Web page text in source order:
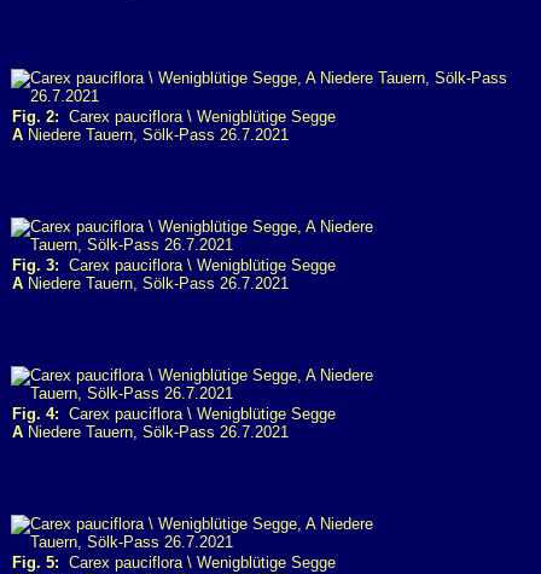
Fig. 2: Carex pauciflora \ Wenigblütige Segge
A Niedere Tauern, Sölk-Pass 26.7.2021
Fig. 3: Carex pauciflora \ Wenigblütige Segge
A Niedere Tauern, Sölk-Pass 26.7.2021
Fig. 4: Carex pauciflora \ Wenigblütige Segge
A Niedere Tauern, Sölk-Pass 26.7.2021
Fig. 5: Carex pauciflora \ Wenigblütige Segge